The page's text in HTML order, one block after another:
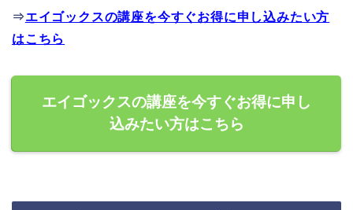
⇒エイゴックスの講座を今すぐお得に申し込みたい方
はこちら
エイゴックスの講座を今すぐお得に申し
込みたい方はこちら